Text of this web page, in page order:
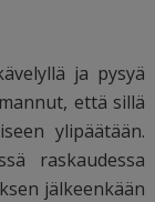
ja pysyä
että sillä
ylipäätään.
raskaudessa
jälkeenkään